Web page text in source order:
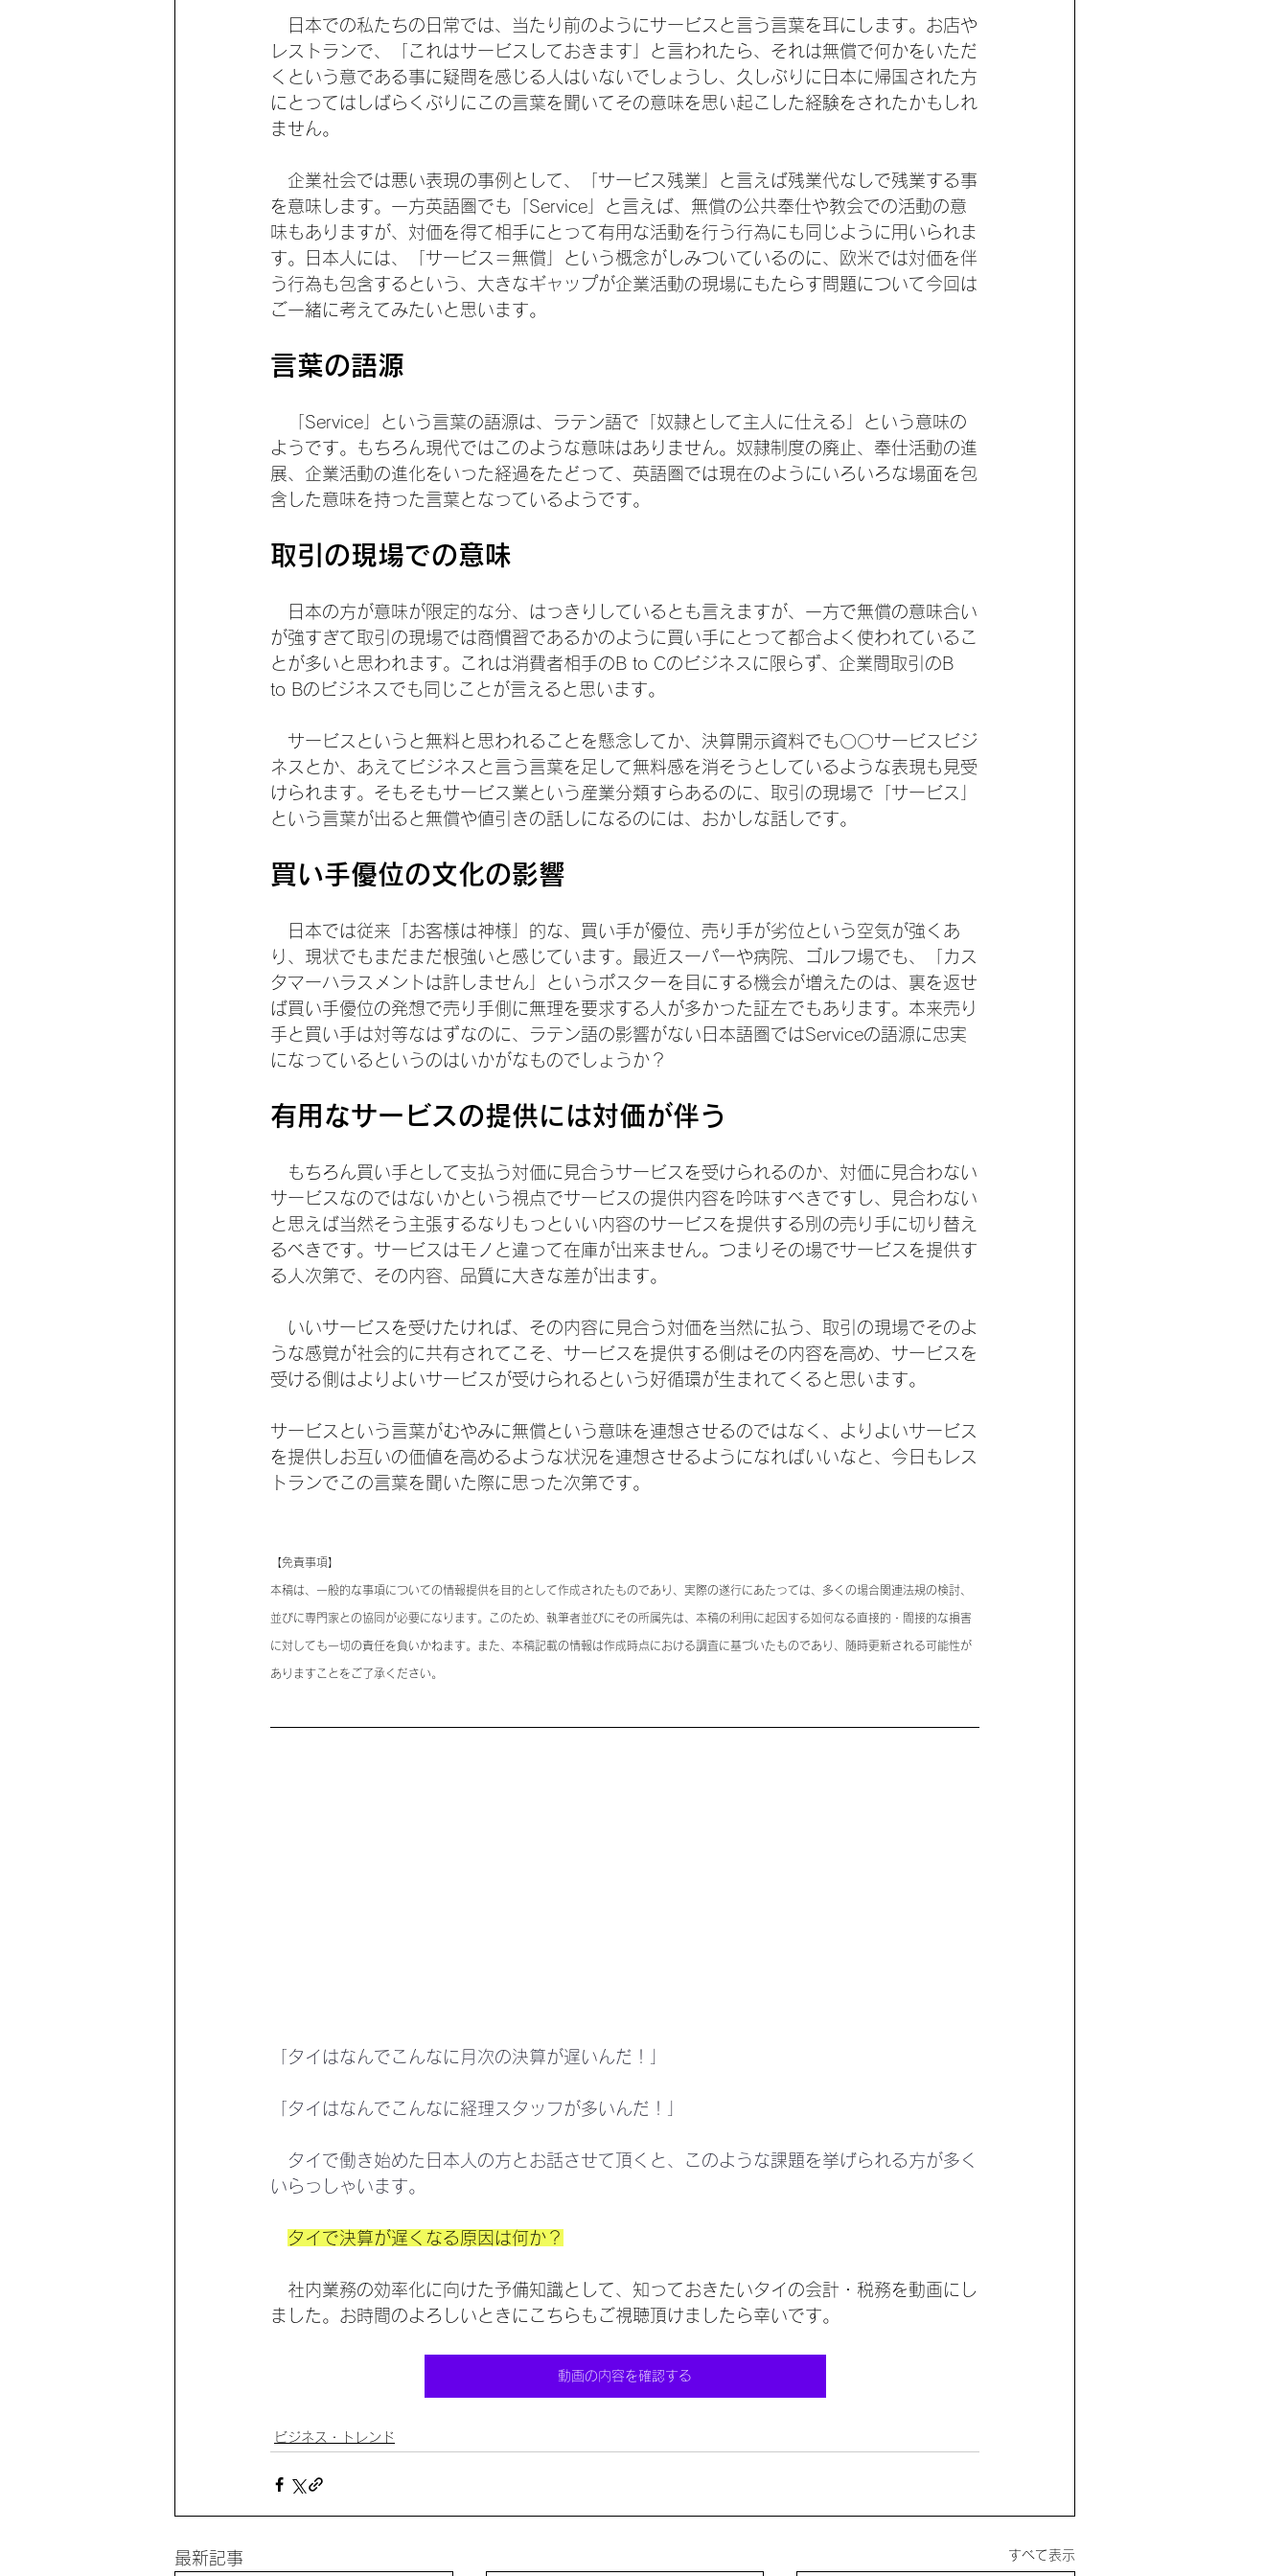
日本での私たちの日常では、当たり前のようにサービスと言う言葉を耳にします。お店や
レストランで、「これはサービスしておきます」と言われたら、それは無償で何かをいただ
くという意である事に疑問を感じる人はいないでしょうし、久しぶりに日本に帰国された方
にとってはしばらくぶりにこの言葉を聞いてその意味を思い起こした経験をされたかもしれ
ません。
企業社会では悪い表現の事例として、「サービス残業」と言えば残業代なしで残業する事
を意味します。一方英語圏でも「Service」と言えば、無償の公共奉仕や教会での活動の意
味もありますが、対価を得て相手にとって有用な活動を行う行為にも同じように用いられま
す。日本人には、「サービス＝無償」という概念がしみついているのに、欧米では対価を伴
う行為も包含するという、大きなギャップが企業活動の現場にもたらす問題について今回は
ご一緒に考えてみたいと思います。
言葉の語源
「Service」という言葉の語源は、ラテン語で「奴隷として主人に仕える」という意味の
ようです。もちろん現代ではこのような意味はありません。奴隷制度の廃止、奉仕活動の進
展、企業活動の進化をいった経過をたどって、英語圏では現在のようにいろいろな場面を包
含した意味を持った言葉となっているようです。
取引の現場での意味
日本の方が意味が限定的な分、はっきりしているとも言えますが、一方で無償の意味合い
が強すぎて取引の現場では商慣習であるかのように買い手にとって都合よく使われているこ
とが多いと思われます。これは消費者相手のB to Cのビジネスに限らず、企業間取引のB
to Bのビジネスでも同じことが言えると思います。
サービスというと無料と思われることを懸念してか、決算開示資料でも〇〇サービスビジ
ネスとか、あえてビジネスと言う言葉を足して無料感を消そうとしているような表現も見受
けられます。そもそもサービス業という産業分類すらあるのに、取引の現場で「サービス」
という言葉が出ると無償や値引きの話しになるのには、おかしな話しです。
買い手優位の文化の影響
日本では従来「お客様は神様」的な、買い手が優位、売り手が劣位という空気が強くあ
り、現状でもまだまだ根強いと感じています。最近スーパーや病院、ゴルフ場でも、「カス
タマーハラスメントは許しません」というポスターを目にする機会が増えたのは、裏を返せ
ば買い手優位の発想で売り手側に無理を要求する人が多かった証左でもあります。本来売り
手と買い手は対等なはずなのに、ラテン語の影響がない日本語圏ではServiceの語源に忠実
になっているというのはいかがなものでしょうか？
有用なサービスの提供には対価が伴う
もちろん買い手として支払う対価に見合うサービスを受けられるのか、対価に見合わない
サービスなのではないかという視点でサービスの提供内容を吟味すべきですし、見合わない
と思えば当然そう主張するなりもっといい内容のサービスを提供する別の売り手に切り替え
るべきです。サービスはモノと違って在庫が出来ません。つまりその場でサービスを提供す
る人次第で、その内容、品質に大きな差が出ます。
いいサービスを受けたければ、その内容に見合う対価を当然に払う、取引の現場でそのよ
うな感覚が社会的に共有されてこそ、サービスを提供する側はその内容を高め、サービスを
受ける側はよりよいサービスが受けられるという好循環が生まれてくると思います。
サービスという言葉がむやみに無償という意味を連想させるのではなく、よりよいサービス
を提供しお互いの価値を高めるような状況を連想させるようになればいいなと、今日もレス
トランでこの言葉を聞いた際に思った次第です。
【免責事項】
本稿は、一般的な事項についての情報提供を目的として作成されたものであり、実際の遂行にあたっては、多くの場合関連法規の検討、
並びに専門家との協同が必要になります。このため、執筆者並びにその所属先は、本稿の利用に起因する如何なる直接的・間接的な損害
に対しても一切の責任を負いかねます。また、本稿記載の情報は作成時点における調査に基づいたものであり、随時更新される可能性が
ありますことをご了承ください。
「タイはなんでこんなに月次の決算が遅いんだ！」
「タイはなんでこんなに経理スタッフが多いんだ！」
タイで働き始めた日本人の方とお話させて頂くと、このような課題を挙げられる方が多く
いらっしゃいます。
タイで決算が遅くなる原因は何か？
社内業務の効率化に向けた予備知識として、知っておきたいタイの会計・税務を動画にし
ました。お時間のよろしいときにこちらもご視聴頂けましたら幸いです。
動画の内容を確認する
ビジネス・トレンド
最新記事 すべて表示